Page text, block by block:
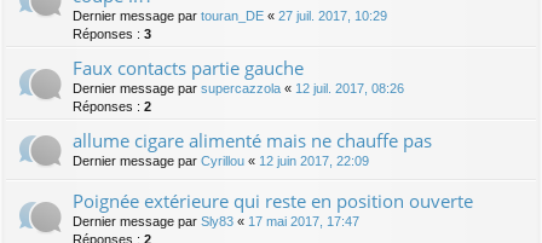
Dernier message par touran_DE « 27 juil. 2017, 10:29
Réponses : 3
Faux contacts partie gauche
Dernier message par supercazzola « 12 juil. 2017, 08:26
Réponses : 2
allume cigare alimenté mais ne chauffe pas
Dernier message par Cyrillou « 12 juin 2017, 22:09
Poignée extérieure qui reste en position ouverte
Dernier message par Sly83 « 17 mai 2017, 17:47
Réponses : 2